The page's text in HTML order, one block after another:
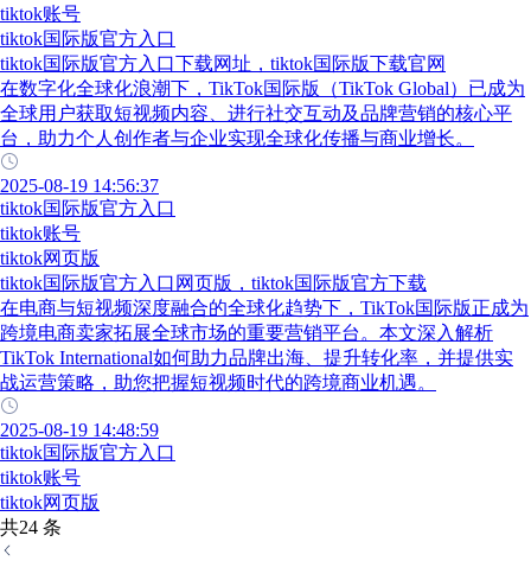
tiktok账号
tiktok国际版官方入口
tiktok国际版官方入口下载网址，tiktok国际版下载官网
在数字化全球化浪潮下，TikTok国际版（TikTok Global）已成为
全球用户获取短视频内容、进行社交互动及品牌营销的核心平
台，助力个人创作者与企业实现全球化传播与商业增长。
2025-08-19 14:56:37
tiktok国际版官方入口
tiktok账号
tiktok网页版
tiktok国际版官方入口网页版，tiktok国际版官方下载
在电商与短视频深度融合的全球化趋势下，TikTok国际版正成为
跨境电商卖家拓展全球市场的重要营销平台。本文深入解析
TikTok International如何助力品牌出海、提升转化率，并提供实
战运营策略，助您把握短视频时代的跨境商业机遇。
2025-08-19 14:48:59
tiktok国际版官方入口
tiktok账号
tiktok网页版
共24 条